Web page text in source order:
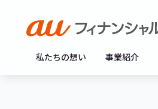
私たちの想い 事業紹介